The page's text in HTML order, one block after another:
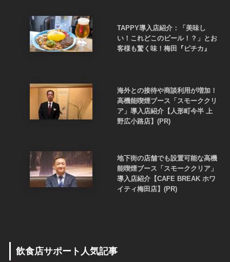
TAPPY導入店紹介：「美味し
い！これどこのビール！？」とお
客様も驚く味！梅田『ピチカ』
海外との接待や商談利用が増加！
高機能喫煙ブース「スモーククリ
ア」導入店紹介【人形町今半 上
野広小路店】(PR)
地下街の店舗でも設置可能な高機
能喫煙ブース「スモーククリア」
導入店紹介【CAFE BREAK ホワ
イティ梅田店】(PR)
飲食店サポート人気記事